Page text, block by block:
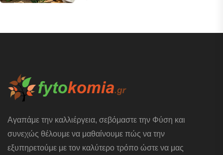
Αγαπάμε την καλλιέργεια, σεβόμαστε την Φύση και
συνεχώς θέλουμε να μαθαίνουμε πώς να την
εξυπηρετούμε με τον καλύτερο τρόπο ώστε να μας